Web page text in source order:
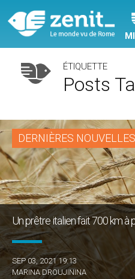
ÉTIQUETTE
Posts
DERNIÈRES NOUVELLES
Un prêtre italien fait 700 km
SEP 03, 2021 19:13
MARINA DROUJININA